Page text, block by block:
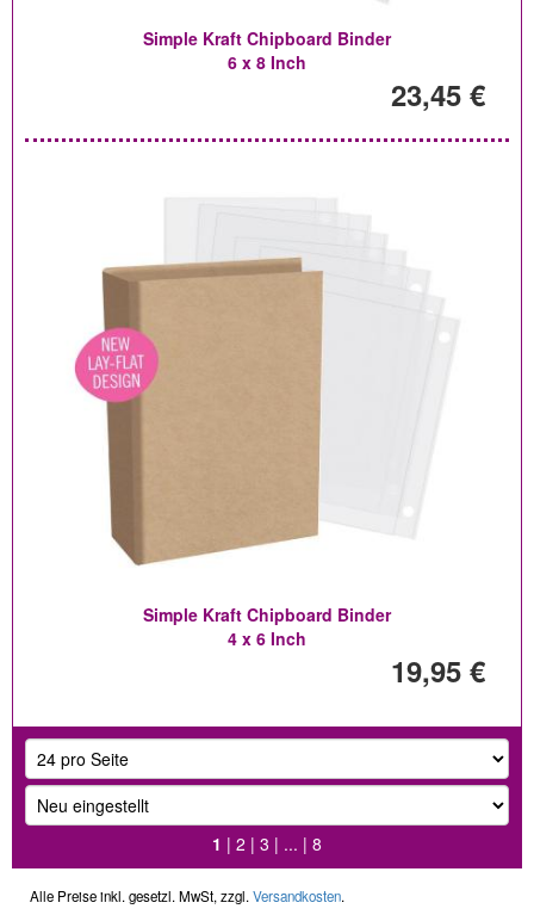
Simple Kraft Chipboard Binder
6 x 8 Inch
23,45 €
Simple Kraft Chipboard Binder
4 x 6 Inch
19,95 €
1 | 2 | 3 | ... | 8
Alle Preise inkl. gesetzl. MwSt, zzgl. Versandkosten.